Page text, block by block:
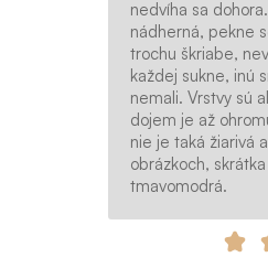
nedvíha sa
nádherná, pekne
trochu škriabe,
každej sukne, inú
nemali. Vrstvy sú
dojem je až
nie je taká žiarivá
obrázkoch,
tmavomodrá.